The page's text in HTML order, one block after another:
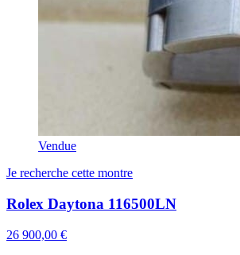
Vendue
Je recherche cette montre
Rolex Daytona 116500LN
26 900,00 €